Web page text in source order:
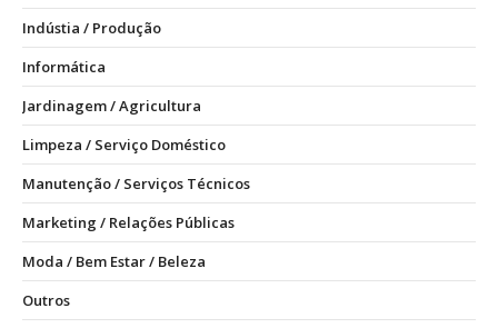
Indústia / Produção
Informática
Jardinagem / Agricultura
Limpeza / Serviço Doméstico
Manutenção / Serviços Técnicos
Marketing / Relações Públicas
Moda / Bem Estar / Beleza
Outros